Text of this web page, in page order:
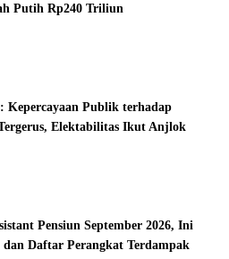
Putih Rp240 Triliun
Kepercayaan Publik terhadap
Elektabilitas Ikut Anjlok
Pensiun September 2026, Ini
dan Daftar Perangkat Terdampak